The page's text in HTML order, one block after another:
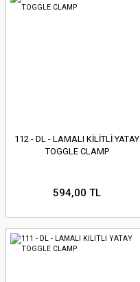
112 - DL - LAMALI KİLİTLİ YATAY
TOGGLE CLAMP
594,00 TL